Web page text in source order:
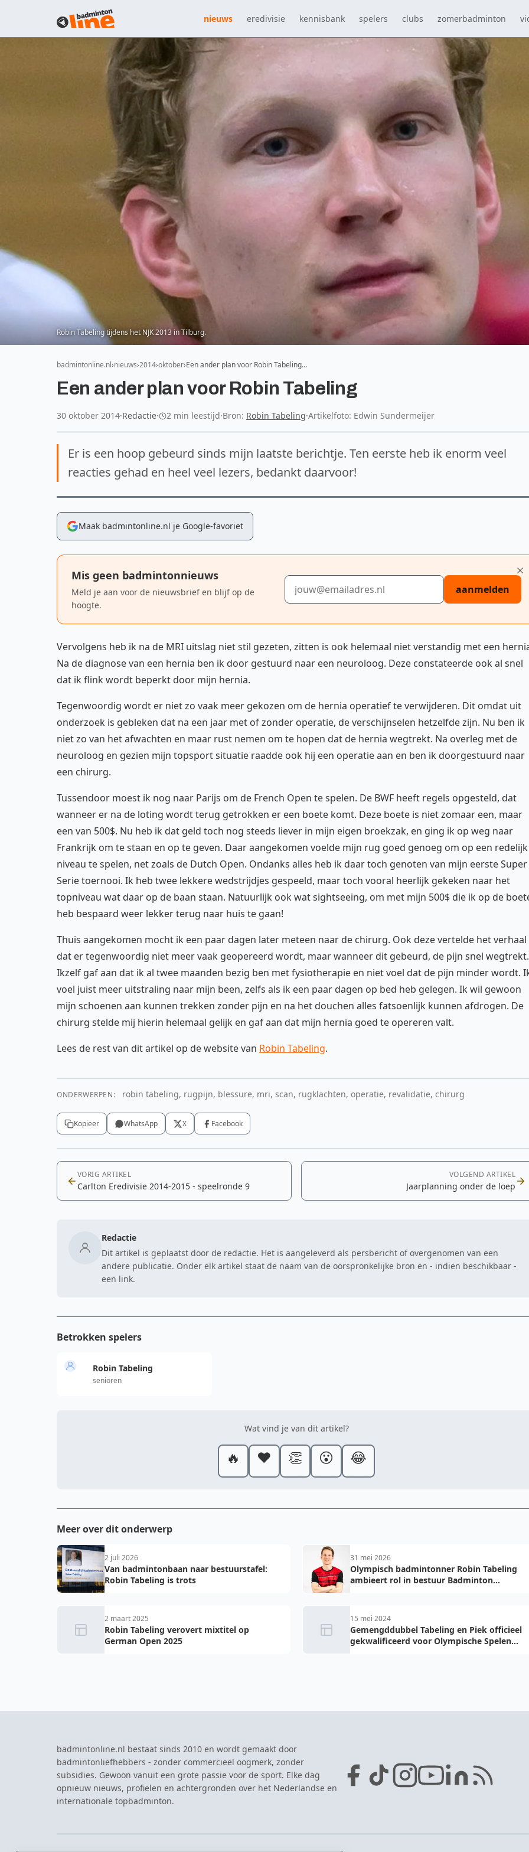
nieuws eredivisie kennisbank spelers clubs zomerbadminton
Robin Tabeling tijdens het NJK 2013 in Tilburg.
badmintonline.nl nieuws 2014 oktober Een ander plan voor Robin Tabeling…
Een ander plan voor Robin Tabeling
30 oktober 2014·Redactie· 2 min leestijd·Bron: Robin Tabeling·Artikelfoto: Edwin Sundermeijer
Er is een hoop gebeurd sinds mijn laatste berichtje. Ten eerste heb ik enorm veel
reacties gehad en heel veel lezers, bedankt daarvoor!
Maak badmintonline.nl je Google-favoriet
Mis geen badmintonnieuws
Meld je aan voor de nieuwsbrief en blijf op de
hoogte.
E-mailadres
aanmelden
Vervolgens heb ik na de MRI uitslag niet stil gezeten, zitten is ook helemaal niet verstandig met een
Na de diagnose van een hernia ben ik door gestuurd naar een neuroloog. Deze constateerde ook al snel
dat ik flink wordt beperkt door mijn hernia.
Tegenwoordig wordt er niet zo vaak meer gekozen om de hernia operatief te verwijderen. Dit omdat uit
onderzoek is gebleken dat na een jaar met of zonder operatie, de verschijnselen hetzelfde zijn. Nu ben ik
niet zo van het afwachten en maar rust nemen om te hopen dat de hernia wegtrekt. Na overleg met de
neuroloog en gezien mijn topsport situatie raadde ook hij een operatie aan en ben ik doorgestuurd naar
een chirurg.
Tussendoor moest ik nog naar Parijs om de French Open te spelen. De BWF heeft regels opgesteld, dat
wanneer er na de loting wordt terug getrokken er een boete komt. Deze boete is niet zomaar een, maar
een van 500$. Nu heb ik dat geld toch nog steeds liever in mijn eigen broekzak, en ging ik op weg naar
Frankrijk om te staan en op te geven. Daar aangekomen voelde mijn rug goed genoeg om op een redelijk
niveau te spelen, net zoals de Dutch Open. Ondanks alles heb ik daar toch genoten van mijn eerste Super
Serie toernooi. Ik heb twee lekkere wedstrijdjes gespeeld, maar toch vooral heerlijk gekeken naar het
topniveau wat daar op de baan staan. Natuurlijk ook wat sightseeing, om met mijn 500$ die ik op de
heb bespaard weer lekker terug naar huis te gaan!
Thuis aangekomen mocht ik een paar dagen later meteen naar de chirurg. Ook deze vertelde het verhaal
dat er tegenwoordig niet meer vaak geopereerd wordt, maar wanneer dit gebeurd, de pijn snel wegtrekt.
Ikzelf gaf aan dat ik al twee maanden bezig ben met fysiotherapie en niet voel dat de pijn minder wordt.
voel juist meer uitstraling naar mijn been, zelfs als ik een paar dagen op bed heb gelegen. Ik wil gewoon
mijn schoenen aan kunnen trekken zonder pijn en na het douchen alles fatsoenlijk kunnen afdrogen. De
chirurg stelde mij hierin helemaal gelijk en gaf aan dat mijn hernia goed te opereren valt.
Lees de rest van dit artikel op de website van Robin Tabeling.
ONDERWERPEN: robin tabeling, rugpijn, blessure, mri, scan, rugklachten, operatie, revalidatie, chirurg
Kopieer WhatsApp X Facebook
VORIG ARTIKEL
Carlton Eredivisie 2014-2015 - speelronde 9
VOLGEND ARTIKEL
Jaarplanning onder de loep
Redactie
Dit artikel is geplaatst door de redactie. Het is aangeleverd als persbericht of overgenomen van een
andere publicatie. Onder elk artikel staat de naam van de oorspronkelijke bron en - indien beschikbaar -
een link.
Betrokken spelers
Robin Tabeling
senioren
Wat vind je van dit artikel?
🔥 ❤️ 👏 😮 😂
Meer over dit onderwerp
2 juli 2026
Van badmintonbaan naar bestuurstafel:
Robin Tabeling is trots
31 mei 2026
Olympisch badmintonner Robin Tabeling
ambieert rol in bestuur Badminton
2 maart 2025
Robin Tabeling verovert mixtitel op
German Open 2025
15 mei 2024
Gemengddubbel Tabeling en Piek officieel
gekwalificeerd voor Olympische Spelen
badmintonline.nl bestaat sinds 2010 en wordt gemaakt door
badmintonliefhebbers - zonder commercieel oogmerk, zonder
subsidies. Gewoon vanuit een grote passie voor de sport. Elke dag
opnieuw nieuws, profielen en achtergronden over het Nederlandse en
internationale topbadminton.